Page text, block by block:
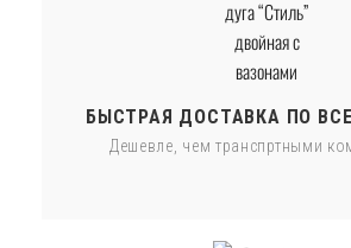
БЫСТРАЯ ДОСТАВКА ПО
Дешевле, чем транспртными